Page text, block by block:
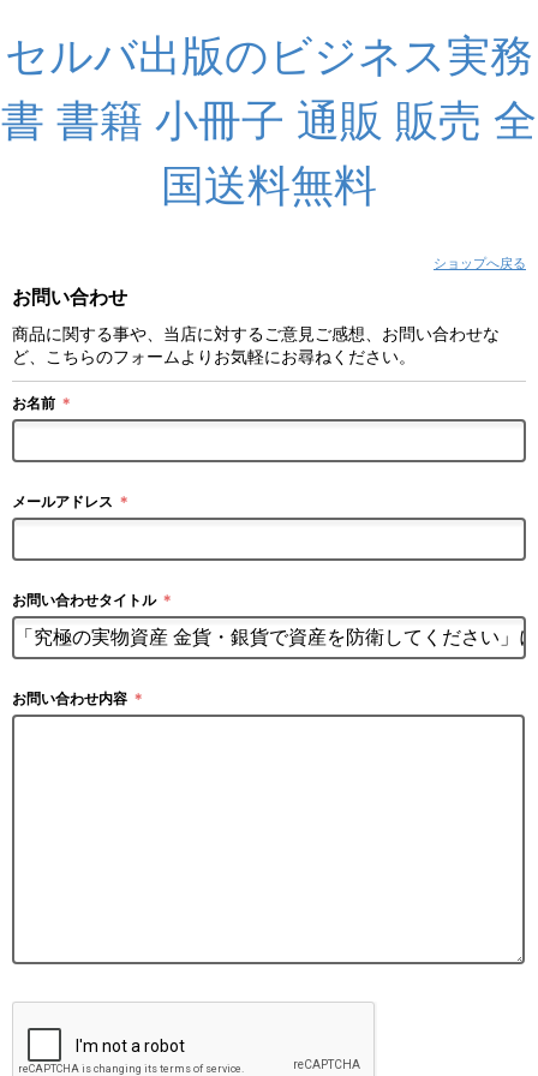
セルバ出版のビジネス実務
書 書籍 小冊子 通販 販売 全
国送料無料
ショップへ戻る
お問い合わせ
商品に関する事や、当店に対するご意見ご感想、お問い合わせな
ど、こちらのフォームよりお気軽にお尋ねください。
お名前 ＊
メールアドレス ＊
お問い合わせタイトル ＊
お問い合わせ内容 ＊